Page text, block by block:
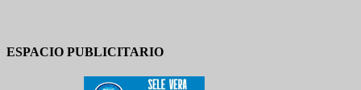
ESPACIO PUBLICITARIO